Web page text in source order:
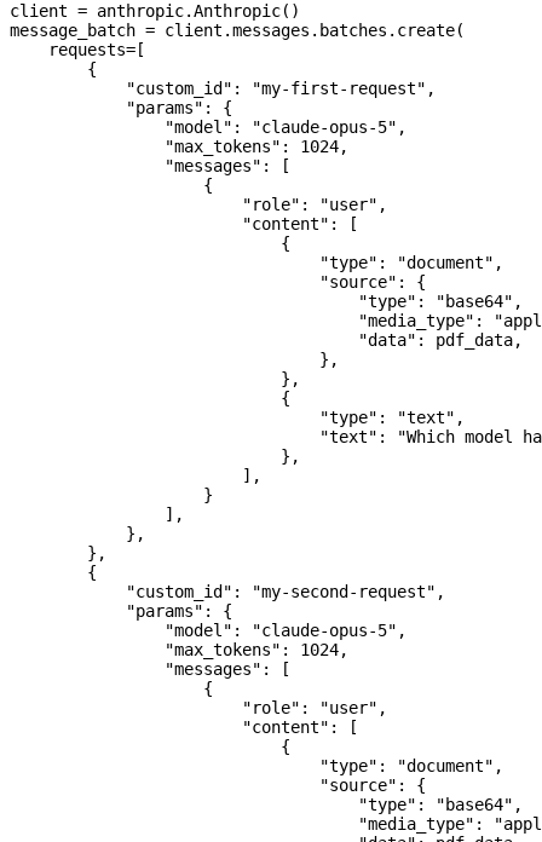
client = anthropic.Anthropic()
message_batch = client.messages.batches.create(
    requests
= [
        {
            "custom_id"
: "my-first-request" ,
            "params"
: {
                "model"
: "claude-opus-5" ,
                "max_tokens"
: 1024,
                "messages"
: [
                    {
                        "role"
: "user" ,
                        "content"
: [
                            {
                                "type"
: "document" ,
                                "source"
: {
                                    "type"
: "base64" ,
                                    "media_type"
:
                                    "data"
: pdf_data,
                                },
                            },
                            {
                                "type"
: "text" ,
                                "text"
:
"Which model
                            },
                        ],
                    }
                ],
            },
        },
        {
            "custom_id"
: "my-second-request" ,
            "params"
: {
                "model"
: "claude-opus-5" ,
                "max_tokens"
: 1024,
                "messages"
: [
                    {
                        "role"
: "user" ,
                        "content"
: [
                            {
                                "type"
: "document" ,
                                "source"
: {
                                    "type"
: "base64" ,
                                    "media_type"
: